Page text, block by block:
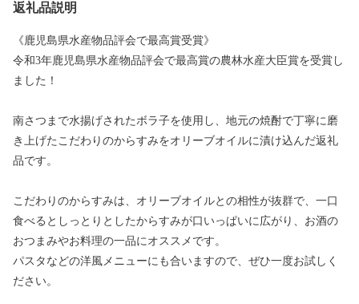
返礼品説明
《鹿児島県水産物品評会で最高賞受賞》
令和3年鹿児島県水産物品評会で最高賞の農林水産大臣賞を受賞し
ました！
南さつまで水揚げされたボラ子を使用し、地元の焼酎で丁寧に磨
き上げたこだわりのからすみをオリーブオイルに漬け込んだ返礼
品です。
こだわりのからすみは、オリーブオイルとの相性が抜群で、一口
食べるとしっとりとしたからすみが口いっぱいに広がり、お酒の
おつまみやお料理の一品にオススメです。
パスタなどの洋風メニューにも合いますので、ぜひ一度お試しく
ださい。